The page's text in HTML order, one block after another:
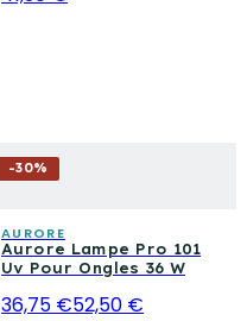
-30%
AURORE
Aurore Lampe Pro 101
Uv Pour Ongles 36 W
36,75 €52,50 €